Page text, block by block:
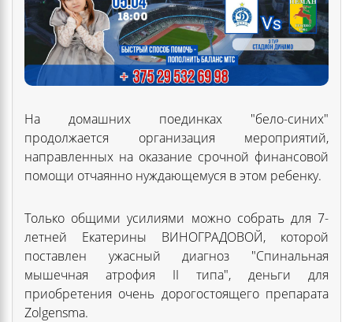
На домашних поединках "бело-синих"
продолжается организация мероприятий,
направленных на оказание срочной финансовой
помощи отчаянно нуждающемуся в этом ребенку.
Только общими усилиями можно собрать для 7-
летней Екатерины ВИНОГРАДОВОЙ, которой
поставлен ужасный диагноз "Спинальная
мышечная атрофия II типа", деньги для
приобретения очень дорогостоящего препарата
Zolgensma.